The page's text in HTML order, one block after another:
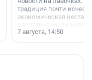
традиция почти
экономическая
отсутствие ухода за
сделали своё дело.
7 августа, 14:50